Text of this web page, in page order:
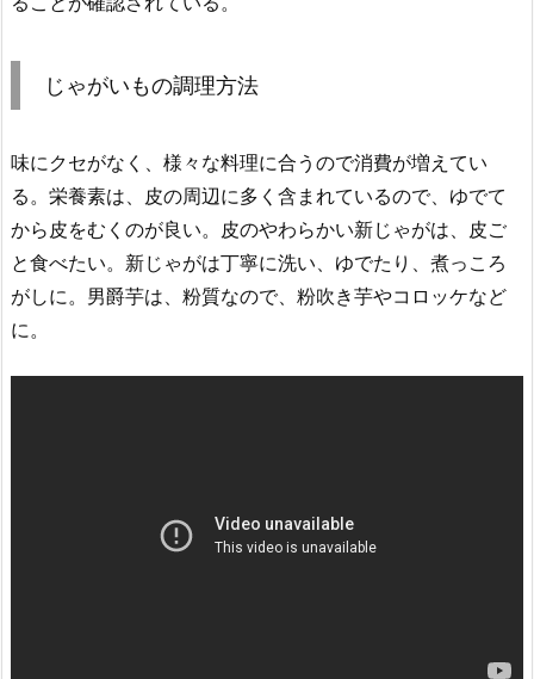
じゃがいもの調理方法
味にクセがなく、様々な料理に合うので消費が増えてい
る。栄養素は、皮の周辺に多く含まれているので、ゆでて
から皮をむくのが良い。皮のやわらかい新じゃがは、皮ご
と食べたい。新じゃがは丁寧に洗い、ゆでたり、煮っころ
がしに。男爵芋は、粉質なので、粉吹き芋やコロッケなど
に。